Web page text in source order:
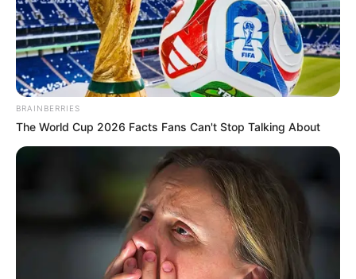
MARÍA FERNANDA CABAL
“Gustavo Petro disfruta
haciendo daño”: María
Congreso de Minería
MARÍA FERNANDA CABAL
Maria Fernanda Cabal
instauró denuncia penal a
campesinos que
secuestraron policías en
Caquetá
BRAINBERRIES
The World Cup 2026 Facts Fans Can't Stop Talking About